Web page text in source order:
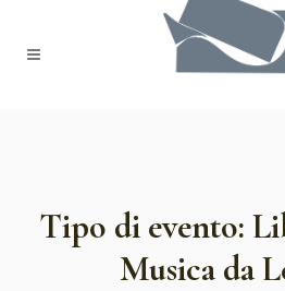
Tipo di evento:
Musica da